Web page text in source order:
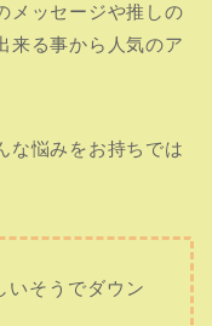
メッセージや推しの
来る事から人気のア
な悩みをお持ちでは
いそうでダウン